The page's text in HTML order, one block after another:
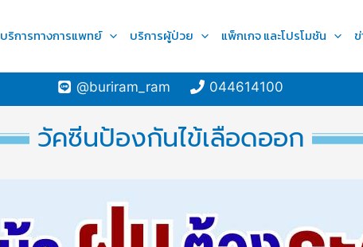
บริการทางการแพทย์ บริการผู้ป่วย แพ็กเกจ และโปรโมชัน
@buriram_ram 044614100
วัคซีนป้องกันไข้เลือดออก